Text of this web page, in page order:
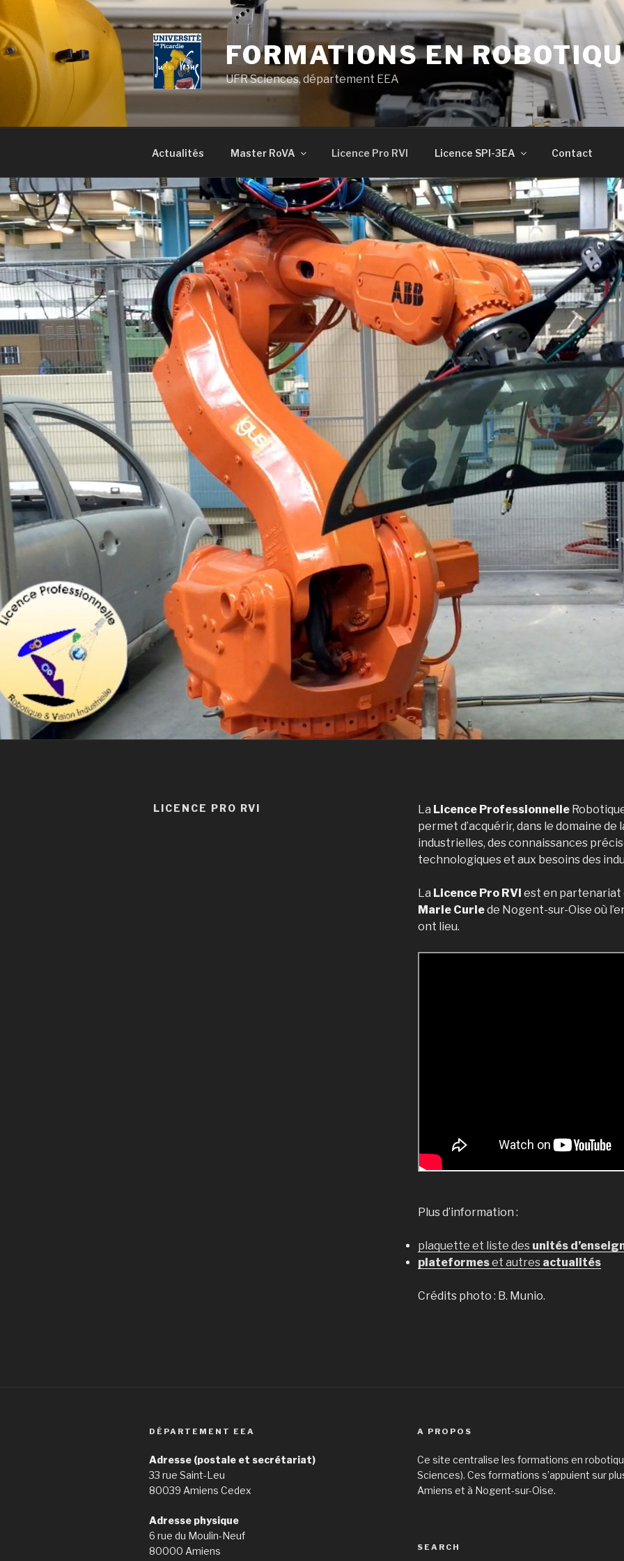
to
content
FORMATIONS EN
UFR Sciences, département EEA
Actualités Master RoVA Licence Pro RVI Licence SPI-3EA Contact
LICENCE PRO RVI La Licence Professionnelle
permet d’acquérir, dans le domaine de
industrielles, des connaissances
technologiques et aux besoins des
La Licence Pro RVI est en partenariat
Marie Curiede Nogent-sur-Oise où
ont lieu.
Plus d’information :
plaquette et liste des unités
plateformeset autres actualités
Crédits photo : B. Munio.
DÉPARTEMENT EEA
Adresse (postale et secrétariat)
33 rue Saint-Leu
80039 Amiens Cedex
Adresse physique
6 rue du Moulin-Neuf
80000 Amiens
A PROPOS
Ce site centralise les formations en
Sciences). Ces formations s’appuient sur
Amiens et à Nogent-sur-Oise.
SEARCH